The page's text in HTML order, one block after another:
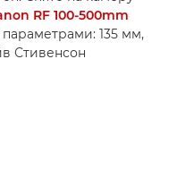
RF 100-500mm
135 мм,
Стивенсон